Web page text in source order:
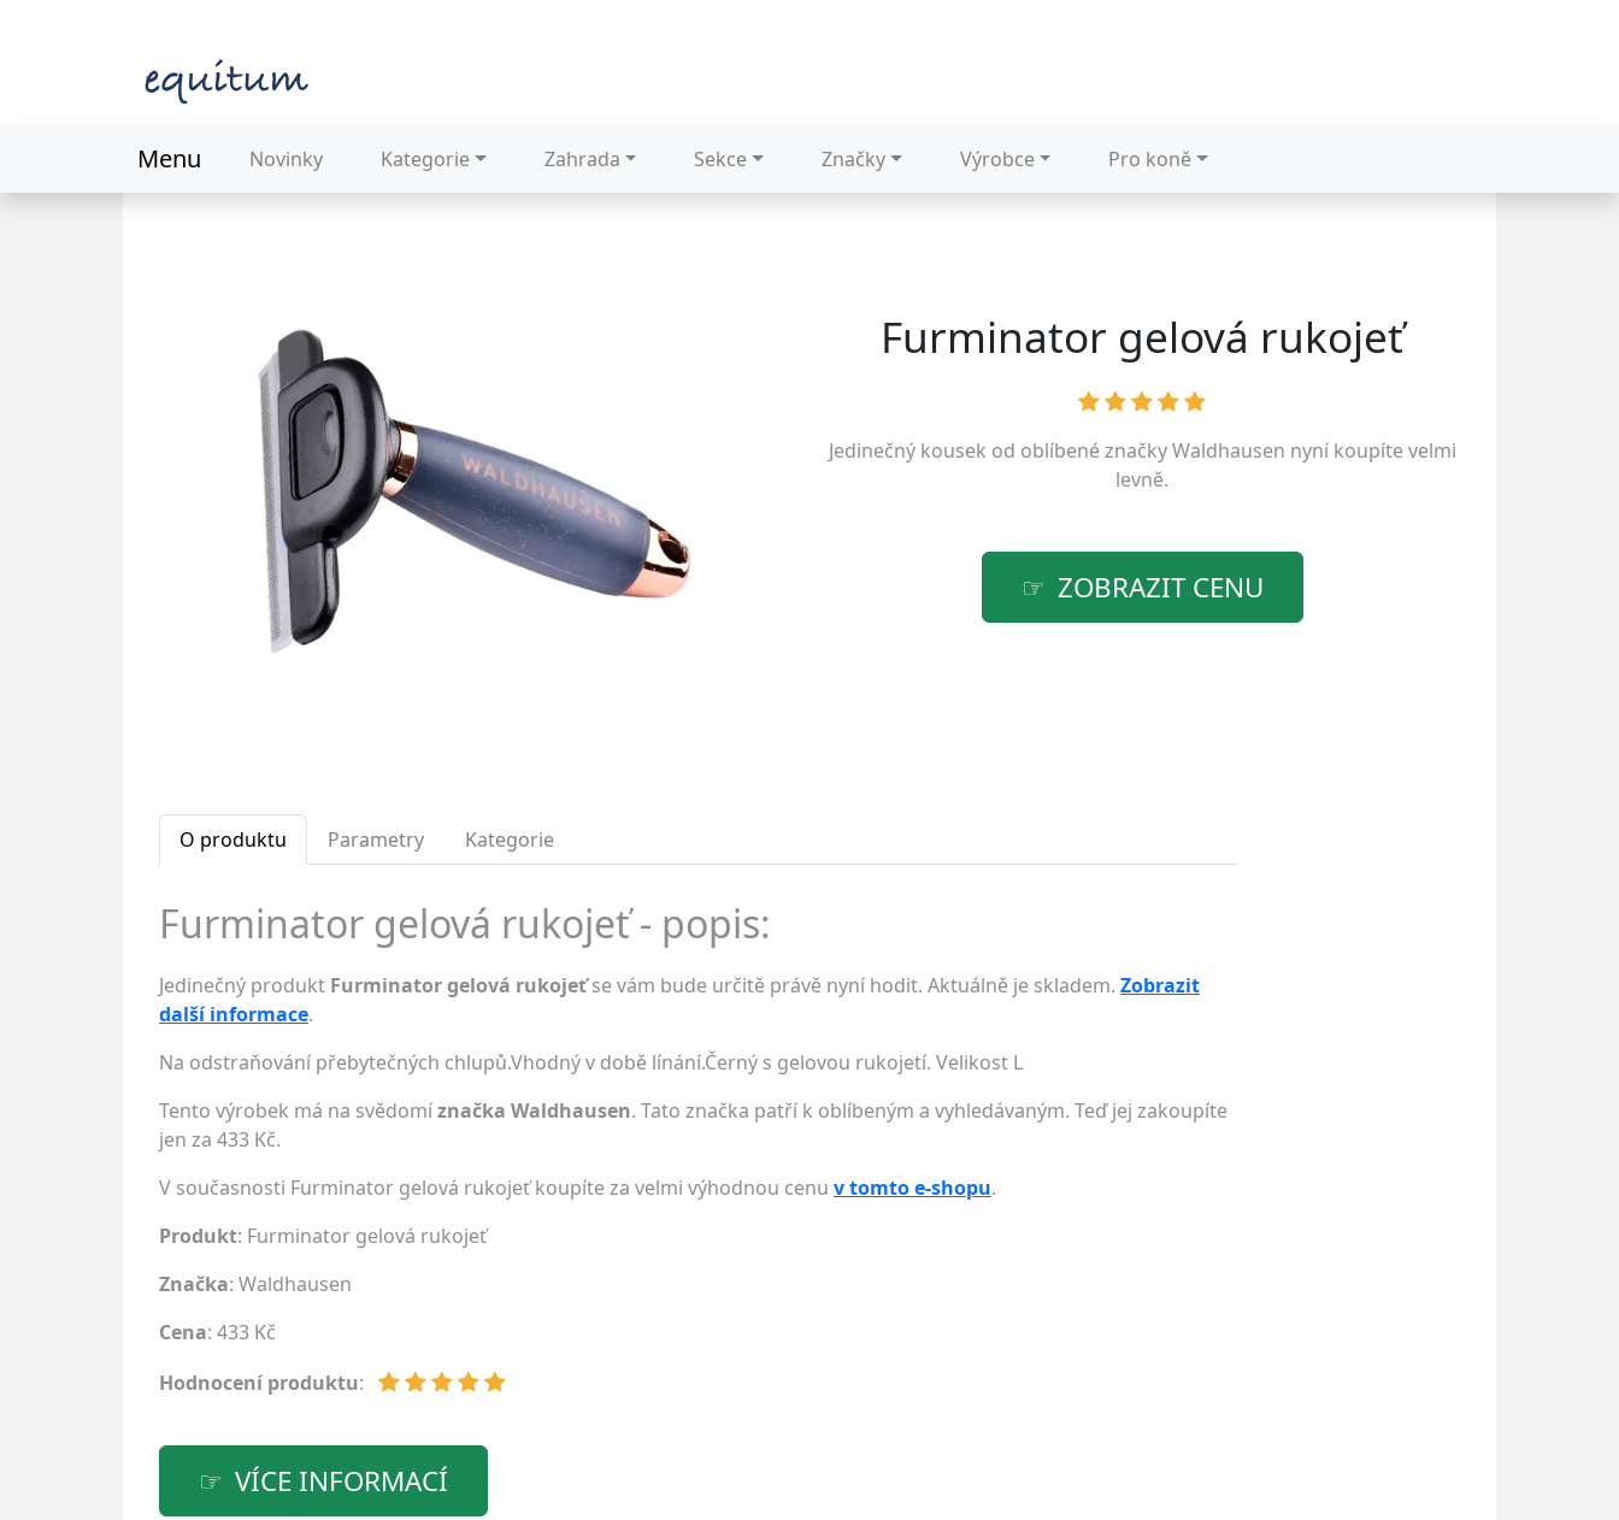
Menu Novinky Kategorie Zahrada Sekce Značky Výrobce Pro koně
Furminator gelová rukojeť
Jedinečný kousek od oblíbené značkyWaldhausen nyní koupíte velmi
levně.
ZOBRAZIT CENU
O produktu Parametry Kategorie
Furminator gelová rukojeť - popis:
Jedinečný produkt Furminator gelová rukojeťse vám bude určitě právě nyní hodit. Aktuálně je skladem. Zobrazit
další informace.
Na odstraňování přebytečných chlupů.Vhodný v době línání.Černý s gelovou rukojetí. Velikost L
Tento výrobek má na svědomíznačka Waldhausen. Tato značka patří k oblíbeným a vyhledávaným. Teď jej zakoupíte
jen za 433 Kč.
V současnosti Furminator gelová rukojeť koupíte za velmi výhodnou cenu v tomto e-shopu.
Produkt: Furminator gelová rukojeť
Značka: Waldhausen
Cena: 433 Kč
Hodnocení produktu:
VÍCE INFORMACÍ